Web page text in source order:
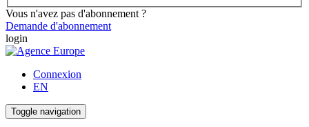
Vous n'avez pas d'abonnement ?
Demande d'abonnement
login
Connexion
EN
Toggle navigation